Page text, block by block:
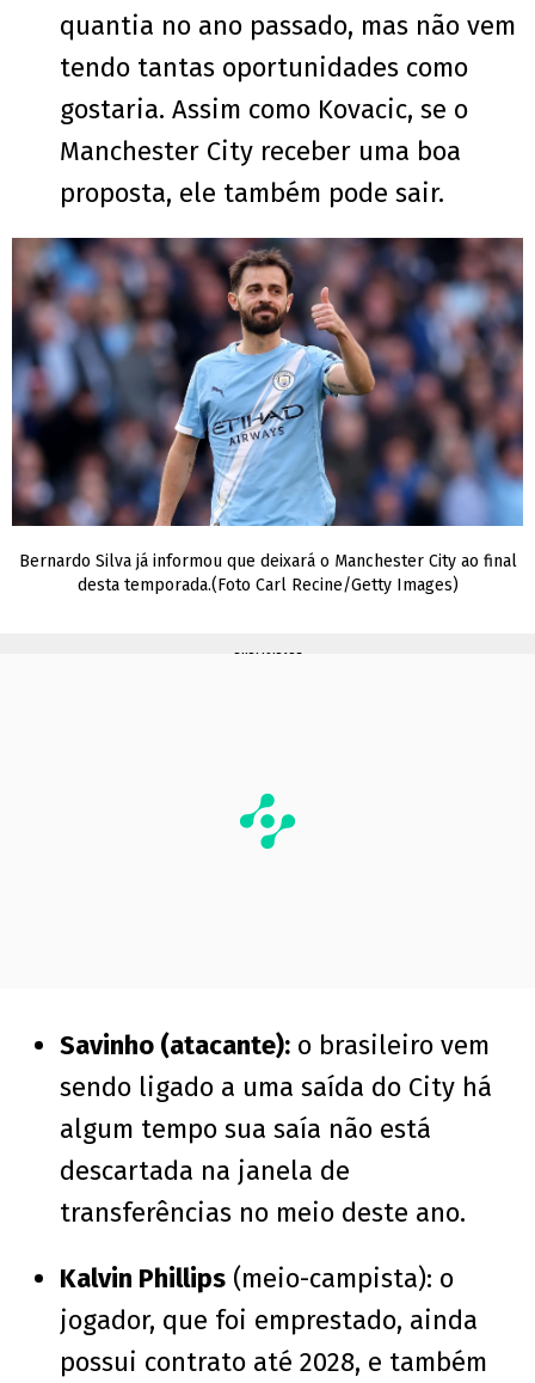
quantia no ano passado, mas não vem
tendo tantas oportunidades como
gostaria. Assim como Kovacic, se o
Manchester City receber uma boa
proposta, ele também pode sair.
Bernardo Silva já informou que deixará o Manchester City ao final
desta temporada.(Foto Carl Recine/Getty Images)
PUBLICIDADE
Savinho (atacante): o brasileiro vem
sendo ligado a uma saída do City há
algum tempo sua saía não está
descartada na janela de
transferências no meio deste ano.
Kalvin Phillips (meio-campista): o
jogador, que foi emprestado, ainda
possui contrato até 2028, e também